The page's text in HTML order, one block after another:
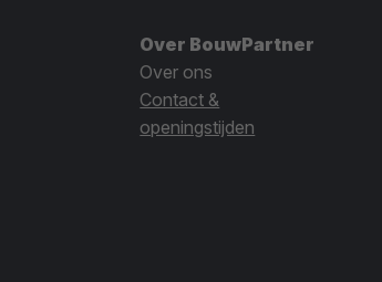
Over BouwPartner
Over ons
Contact &
openingstijden